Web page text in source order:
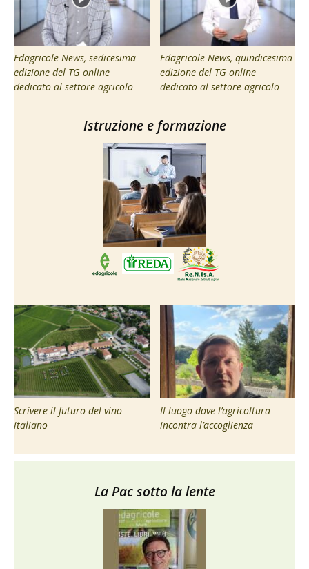
Edagricole News, sedicesima
edizione del TG online
dedicato al settore agricolo
Edagricole News, quindicesima
edizione del TG online
dedicato al settore agricolo
Istruzione e formazione
Scrivere il futuro del vino
italiano
Il luogo dove l’agricoltura
incontra l’accoglienza
La Pac sotto la lente